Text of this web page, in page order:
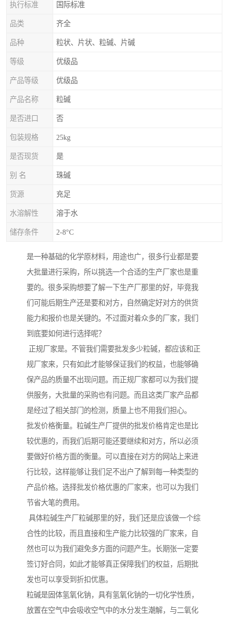
执行标准 国际标准
品类 齐全
品种 粒状、片状、粒碱、片碱
等级 优级品
产品等级 优级品
产品名称 粒碱
是否进口 否
包装规格 25kg
是否现货 是
别 名 珠碱
货源 充足
水溶解性 溶于水
储存条件 2-8°C
是一种基础的化学原材料，用途也广，很多行业都是要
大批量进行采购，所以挑选一个合适的生产厂家也是重
要的。很多采购想要了解一下生产厂那里的好，毕竟我
们可能后期生产还是要和对方，自然确定好对方的供货
能力和报价也是关键的。不过面对着众多的厂家，我们
到底要如何进行选择呢？
正规厂家是。不管我们需要批发多少粒碱，都应该和正
规厂家来，只有如此才能够保证我们的权益，也能够确
保产品的质量不出现问题。而正规厂家都可以为我们提
供服务，大批量的采购也有问题。而且这类厂家产品都
是经过了相关部门的检测，质量上也不用我们担心。
批发价格衡量。粒碱生产厂提供的批发价格肯定也是比
较优惠的，而我们后期可能还要继续和对方，所以必须
要做好价格方面的衡量。可以直接在对方的网站上来进
行比较，这样能够让我们足不出户了解到每一种类型的
产品价格。选择批发价格优惠的厂家来，也可以为我们
节省大笔的费用。
具体粒碱生产厂粒碱那里的好，我们还是应该做一个综
合性的比较，而且直接和生产能力比较强的厂家来，自
然也可以为我们避免多方面的问题产生。长期张一定要
签订好合同，如此才能够真正保障我们的权益，后期批
发也可以享受到折扣优惠。
粒碱是固体氢氧化钠，具有氢氧化钠的一切化学性质，
放置在空气中会吸收空气中的水分发生潮解，与二氧化